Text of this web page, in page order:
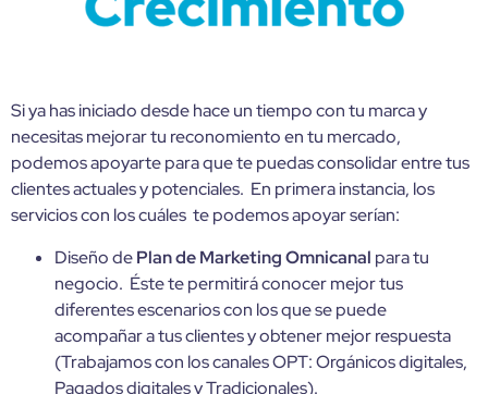
Si ya has iniciado desde hace un tiempo con tu marca y
necesitas mejorar tu reconomiento en tu mercado,
podemos apoyarte para que te puedas consolidar entre tus
clientes actuales y potenciales. En primera instancia, los
servicios con los cuáles te podemos apoyar serían:
Diseño dePlan de Marketing Omnicanal para tu
negocio. Éste te permitirá conocer mejor tus
diferentes escenarios con los que se puede
acompañar a tus clientes y obtener mejor respuesta
(Trabajamos con los canales OPT: Orgánicos digitales,
Pagados digitales y Tradicionales).